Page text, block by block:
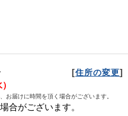
[住所の変更]
お届けに時間を頂く場合がございます。
合がございます。